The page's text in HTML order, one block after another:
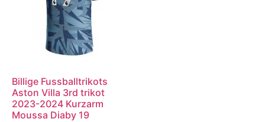
Billige Fussballtrikots
Aston Villa 3rd trikot
2023-2024 Kurzarm
Moussa Diaby 19